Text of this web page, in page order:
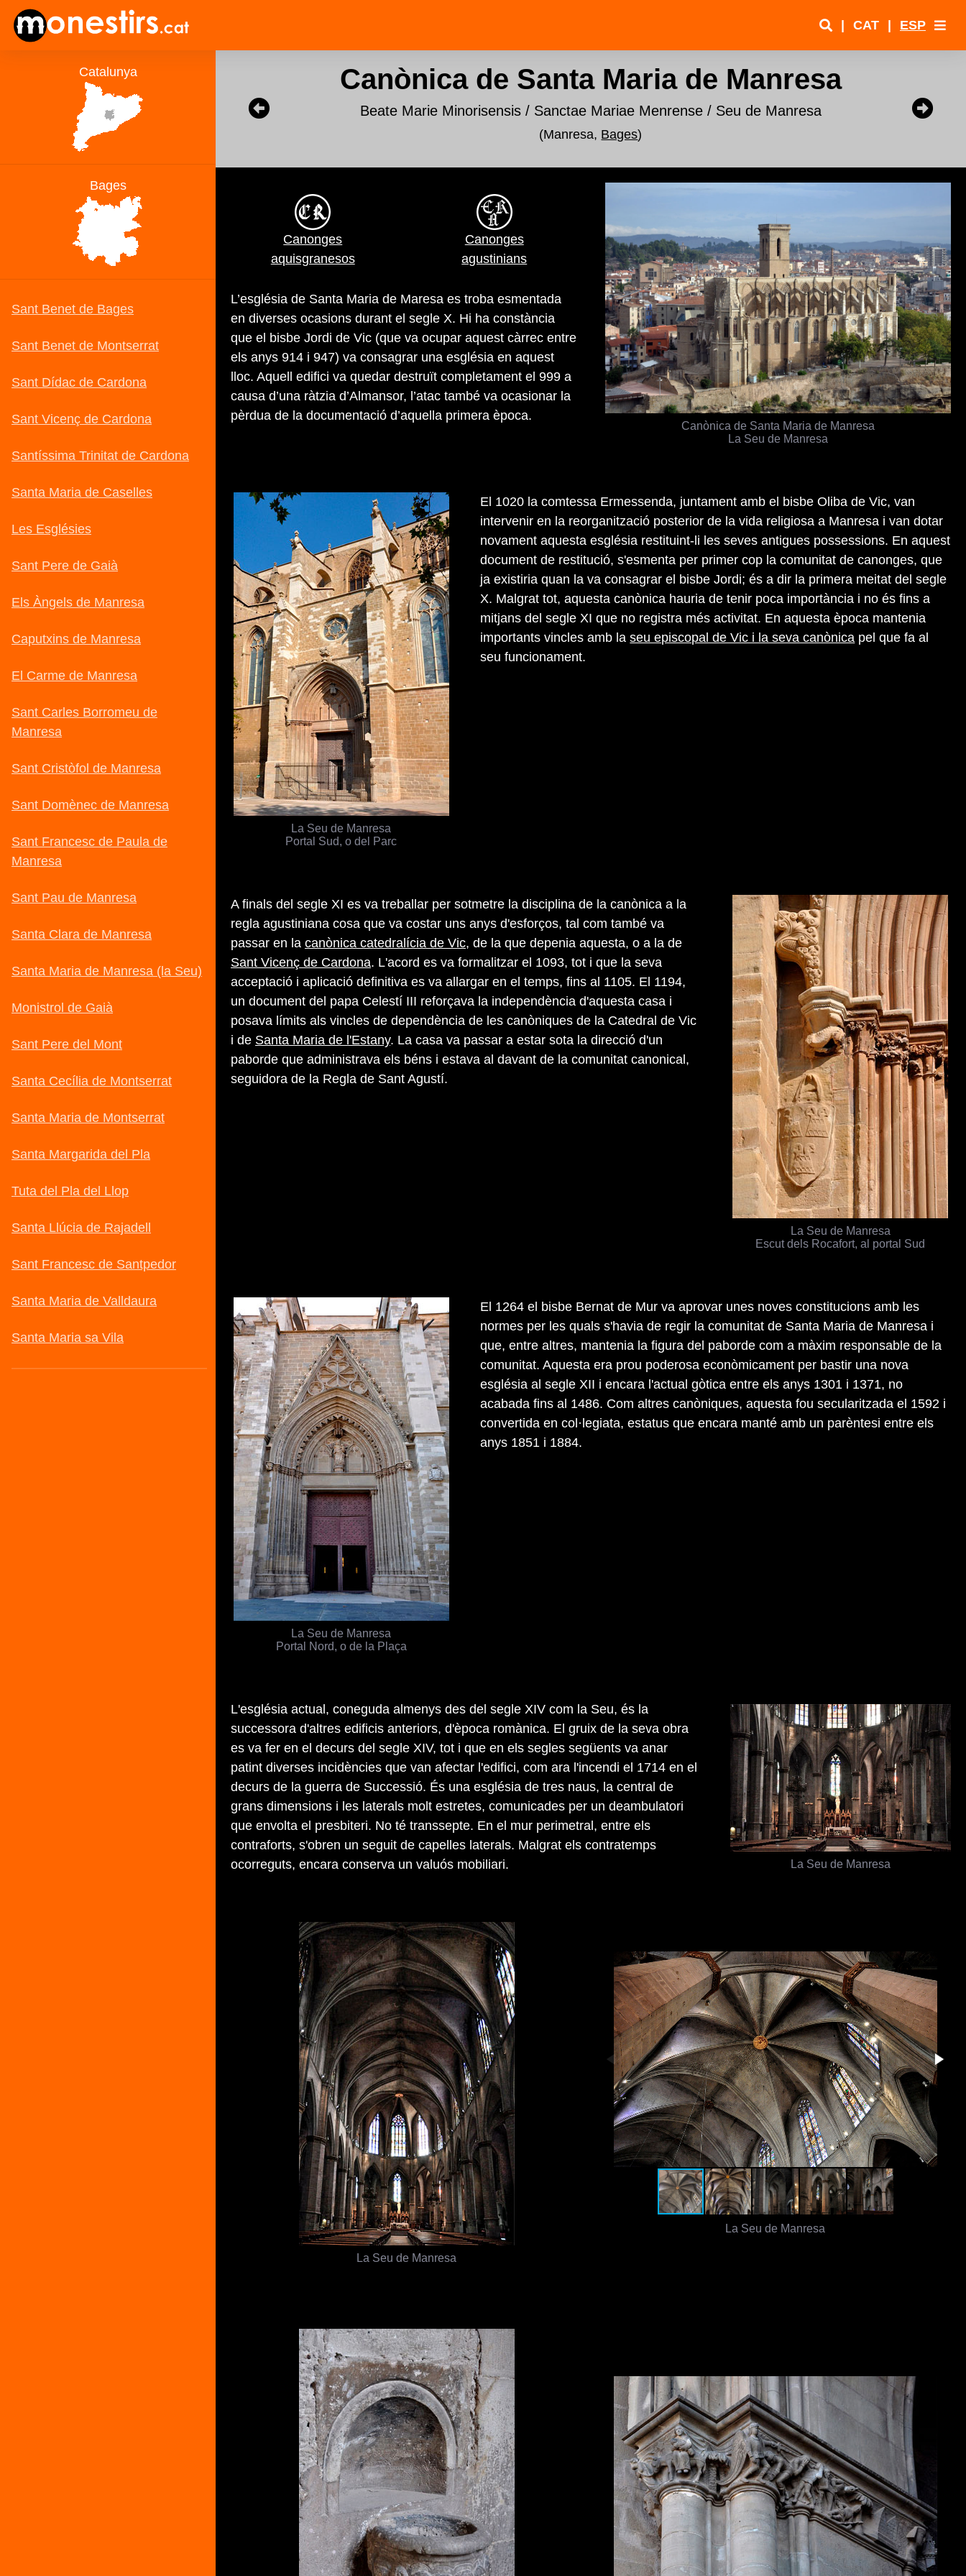
| CAT | ESP
Canònica de Santa Maria de Manresa
Beate Marie Minorisensis / Sanctae Mariae Menrense / Seu de Manresa
(Manresa, Bages)
Canònica de Santa Maria de Manresa
La Seu de Manresa
Canonges
aquisgranesos
Canonges
agustinians
L’església de Santa Maria de Maresa es troba esmentada
en diverses ocasions durant el segle X. Hi ha constància
que el bisbe Jordi de Vic (que va ocupar aquest càrrec entre
els anys 914 i 947) va consagrar una església en aquest
lloc. Aquell edifici va quedar destruït completament el 999 a
causa d’una ràtzia d’Almansor, l’atac també va ocasionar la
pèrdua de la documentació d’aquella primera època.
La Seu de Manresa
Portal Sud, o del Parc
El 1020 la comtessa Ermessenda, juntament amb el bisbe Oliba de Vic, van
intervenir en la reorganització posterior de la vida religiosa a Manresa i van dotar
novament aquesta església restituint-li les seves antigues possessions. En aquest
document de restitució, s'esmenta per primer cop la comunitat de canonges, que
ja existiria quan la va consagrar el bisbe Jordi; és a dir la primera meitat del segle
X. Malgrat tot, aquesta canònica hauria de tenir poca importància i no és fins a
mitjans del segle XI que no registra més activitat. En aquesta època mantenia
importants vincles amb laseu episcopal de Vic i la seva canònica pel que fa al
seu funcionament.
A finals del segle XI es va treballar per sotmetre la disciplina de la canònica a la
regla agustiniana cosa que va costar uns anys d'esforços, tal com també va
passar en la canònica catedralícia de Vic, de la que depenia aquesta, o a la de
Sant Vicenç de Cardona. L'acord es va formalitzar el 1093, tot i que la seva
acceptació i aplicació definitiva es va allargar en el temps, fins al 1105. El 1194,
un document del papa Celestí III reforçava la independència d'aquesta casa i
posava límits als vincles de dependència de les canòniques de la Catedral de Vic
i de Santa Maria de l'Estany. La casa va passar a estar sota la direcció d'un
paborde que administrava els béns i estava al davant de la comunitat canonical,
seguidora de la Regla de Sant Agustí.
La Seu de Manresa
Escut dels Rocafort, al portal Sud
La Seu de Manresa
Portal Nord, o de la Plaça
El 1264 el bisbe Bernat de Mur va aprovar unes noves constitucions amb les
normes per les quals s'havia de regir la comunitat de Santa Maria de Manresa i
que, entre altres, mantenia la figura del paborde com a màxim responsable de la
comunitat. Aquesta era prou poderosa econòmicament per bastir una nova
església al segle XII i encara l'actual gòtica entre els anys 1301 i 1371, no
acabada fins al 1486. Com altres canòniques, aquesta fou secularitzada el 1592 i
convertida en col·legiata, estatus que encara manté amb un parèntesi entre els
anys 1851 i 1884.
L'església actual, coneguda almenys des del segle XIV com la Seu, és la
successora d'altres edificis anteriors, d'època romànica. El gruix de la seva obra
es va fer en el decurs del segle XIV, tot i que en els segles següents va anar
patint diverses incidències que van afectar l'edifici, com ara l'incendi el 1714 en el
decurs de la guerra de Successió. És una església de tres naus, la central de
grans dimensions i les laterals molt estretes, comunicades per un deambulatori
que envolta el presbiteri. No té transsepte. En el mur perimetral, entre els
contraforts, s'obren un seguit de capelles laterals. Malgrat els contratemps
ocorreguts, encara conserva un valuós mobiliari.
La Seu de Manresa
La Seu de Manresa
La Seu de Manresa